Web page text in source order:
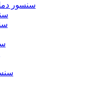
سنسور